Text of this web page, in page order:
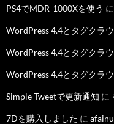
PS4でMDR-1000Xを使う に
WordPress 4.4とタグクラ
WordPress 4.4とタグクラ
WordPress 4.4とタグクラ
Simple Tweetで更新通知 に
7Dを購入しました に afainu